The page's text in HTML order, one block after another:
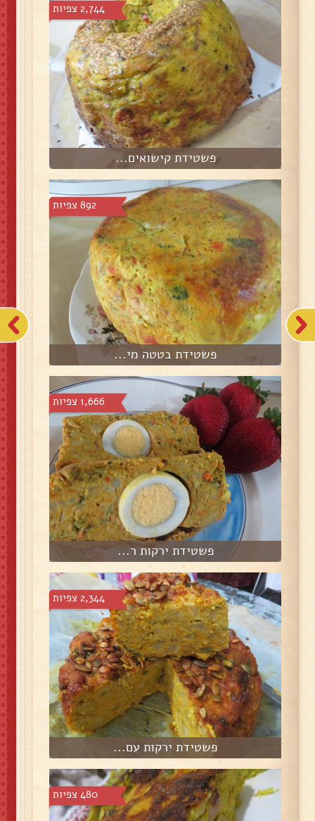
2,744 צפיות
פשטידת קישואים...
892 צפיות
פשטידת בטטה מי...
1,666 צפיות
פשטידת ירקות ר...
2,344 צפיות
פשטידת ירקות עם...
480 צפיות